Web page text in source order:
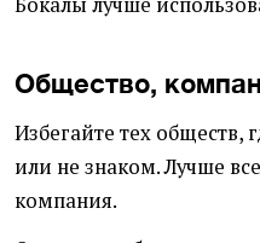
Общество,
Избегайте тех обществ,
или не знаком. Лучше
компания.